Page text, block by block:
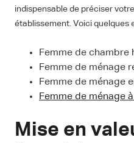
indispensable de préciser
établissement. Voici quelques
Femme de chambre
Femme de ménage
Femme de ménage
Femme de ménage
Mise en